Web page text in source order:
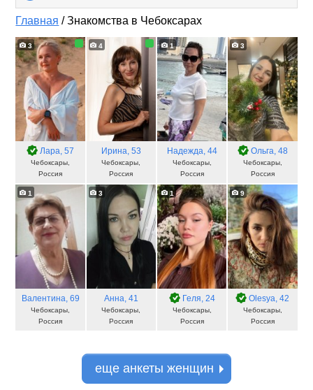
to
expand
contents
Главная /Знакомства в Чебоксарах
3
Лара, 57
Чебоксары,
Россия
4
Ирина, 53
Чебоксары,
Россия
1
Надежда, 44
Чебоксары,
Россия
3
Ольга, 48
Чебоксары,
Россия
1
Валентина, 69
Чебоксары,
Россия
3
Анна, 41
Чебоксары,
Россия
1
Геля, 24
Чебоксары,
Россия
9
Olesya, 42
Чебоксары,
Россия
еще анкеты женщин